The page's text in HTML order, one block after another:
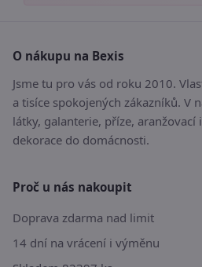
O nákupu na Bexis
Jsme tu pro vás od roku 2010.
a tisíce spokojených zákazníků. V
látky, galanterie, příze,
dekorace do domácnosti.
Proč u nás nakoupit
Doprava zdarma nad limit
14 dní na vrácení i výměnu